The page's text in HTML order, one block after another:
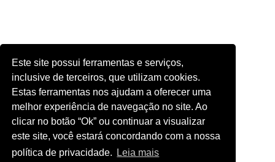
Este site possui ferramentas e serviços,
inclusive de terceiros, que utilizam cookies.
Estas ferramentas nos ajudam a oferecer uma
melhor experiência de navegação no site. Ao
clicar no botão “Ok” ou continuar a visualizar
este site, você estará concordando com a nossa
política de privacidade.
Leia mais